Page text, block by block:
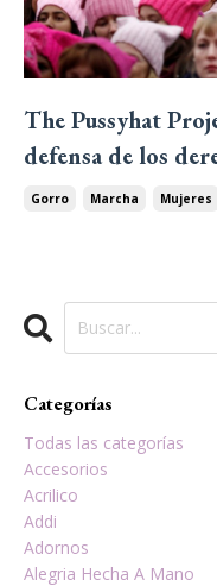
The Pussyhat
defensa de los
Gorro Marcha Mujeres
Categorías
Todas las categorías
Accesorios
Acrilico
Addi
Adornos
Alegria Hecha A Mano